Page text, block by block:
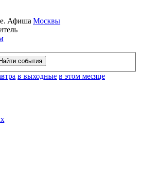
Афиша Москвы
в выходные в этом месяце